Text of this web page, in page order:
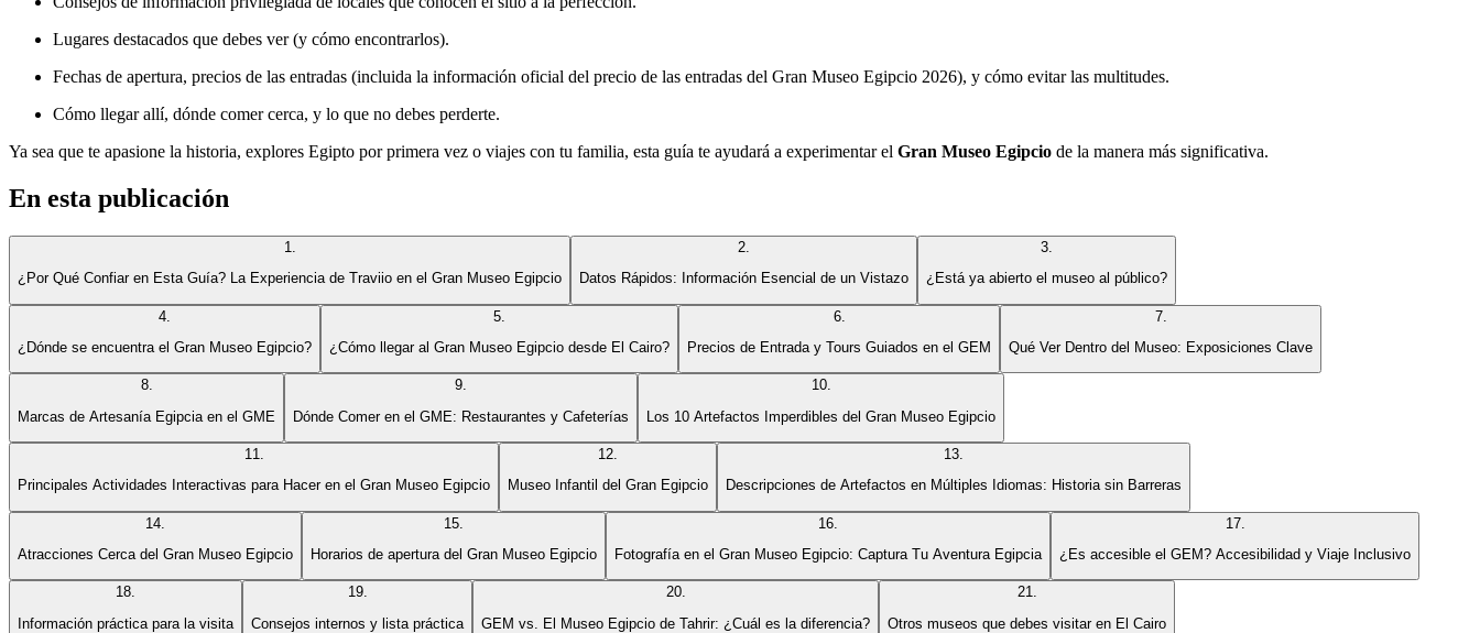
Lugares destacados que debes ver (y cómo encontrarlos).
Fechas de apertura, precios de las entradas (incluida la información oficial del precio de las entradas del Gran Museo Egipcio 2026), y cómo evitar las multitudes.
Cómo llegar allí, dónde comer cerca, y lo que no debes perderte.
Ya sea que te apasione la historia, explores Egipto por primera vez o viajes con tu familia, esta guía te ayudará a experimentar el Gran Museo Egipcio de la manera más significativa.
En esta publicación
1
¿Por Qué Confiar en Esta Guía? La Experiencia de Traviio en el Gran Museo Egipcio
2
Datos Rápidos: Información Esencial de un Vistazo
3
¿Está ya abierto el museo al público?
4
¿Dónde se encuentra el Gran Museo Egipcio?
5
¿Cómo llegar al Gran Museo Egipcio desde El Cairo?
6.
Precios de Entrada y Tours Guiados en el GEM
7.
Qué Ver Dentro del Museo: Exposiciones Clave
8.
Marcas de Artesanía Egipcia en el GME
9.
Dónde Comer en el GME: Restaurantes y Cafeterías
10.
Los 10 Artefactos Imperdibles del Gran Museo Egipcio
11
Principales Actividades Interactivas para Hacer en el Gran Museo Egipcio
12
Museo Infantil del Gran Egipcio
13
Descripciones de Artefactos en Múltiples Idiomas: Historia sin Barreras
14
Atracciones Cerca del Gran Museo Egipcio
15
Horarios de apertura del Gran Museo Egipcio
16
Fotografía en el Gran Museo Egipcio: Captura Tu Aventura Egipcia
17.
¿Es accesible el GEM? Accesibilidad y Viaje Inclusivo
18.
Información práctica para la visita
19.
Consejos internos y lista práctica
20.
GEM vs. El Museo Egipcio de Tahrir: ¿Cuál es la diferencia?
21.
Otros museos que debes visitar en El Cairo